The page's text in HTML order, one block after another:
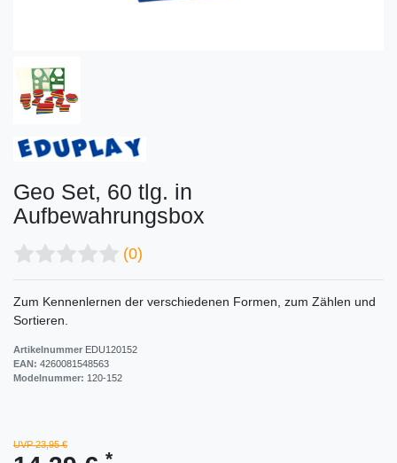
Geo Set, 60 tlg. in
Aufbewahrungsbox
(0)
Zum Kennenlernen der verschiedenen Formen, zum Zählen und
Sortieren.
Artikelnummer EDU120152
EAN: 4260081548563
Modelnummer: 120-152
UVP 23,95 €
*